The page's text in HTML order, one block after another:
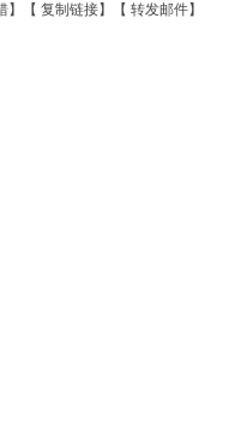
】【 复制链接】【 转发邮件】